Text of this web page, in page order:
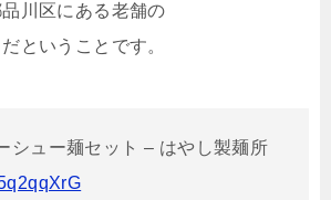
川区にある老舗の
ということです。
シュー麺セット – はやし製麺所